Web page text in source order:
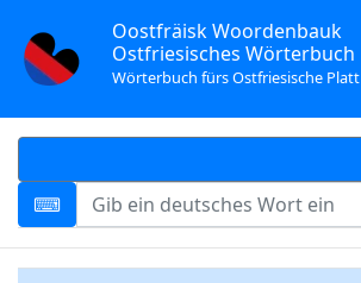
Oostfräisk Woordenbauk
Ostfriesisches Wörterbuch
Wörterbuch fürs Ostfriesische Platt